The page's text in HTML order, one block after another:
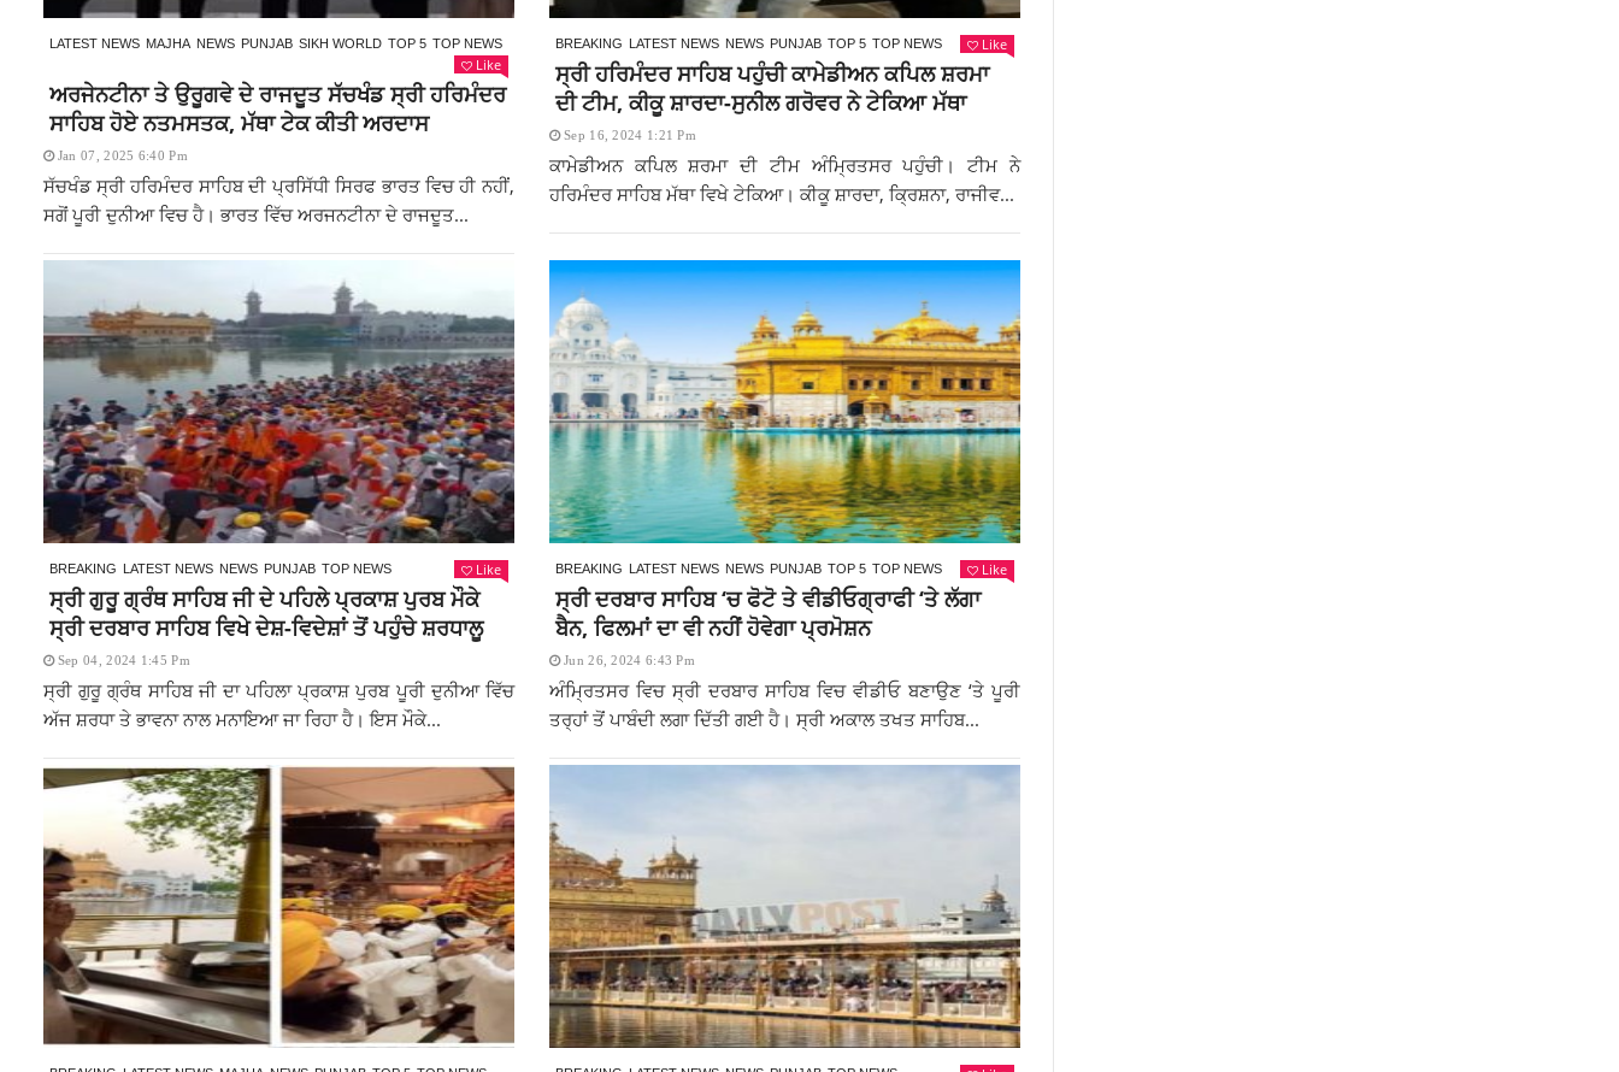
LATEST NEWS MAJHA NEWS PUNJAB SIKH WORLD TOP 5 TOP NEWS
Like
ਅਰਜੇਨਟੀਨਾ ਤੇ ਉਰੂਗਵੇ ਦੇ ਰਾਜਦੂਤ ਸੱਚਖੰਡ ਸ੍ਰੀ ਹਰਿਮੰਦਰ
ਸਾਹਿਬ ਹੋਏ ਨਤਮਸਤਕ, ਮੱਥਾ ਟੇਕ ਕੀਤੀ ਅਰਦਾਸ
Jan 07, 2025 6:40 Pm
ਸੱਚਖੰਡ ਸ੍ਰੀ ਹਰਿਮੰਦਰ ਸਾਹਿਬ ਦੀ ਪ੍ਰਸਿੱਧੀ ਸਿਰਫ ਭਾਰਤ ਵਿਚ ਹੀ ਨਹੀਂ,
ਸਗੋਂ ਪੂਰੀ ਦੁਨੀਆ ਵਿਚ ਹੈ। ਭਾਰਤ ਵਿੱਚ ਅਰਜਨਟੀਨਾ ਦੇ ਰਾਜਦੂਤ...
BREAKING LATEST NEWS NEWS PUNJAB TOP 5 TOP NEWS Like
ਸ੍ਰੀ ਹਰਿਮੰਦਰ ਸਾਹਿਬ ਪਹੁੰਚੀ ਕਾਮੇਡੀਅਨ ਕਪਿਲ ਸ਼ਰਮਾ
ਦੀ ਟੀਮ, ਕੀਕੂ ਸ਼ਾਰਦਾ-ਸੁਨੀਲ ਗਰੋਵਰ ਨੇ ਟੇਕਿਆ ਮੱਥਾ
Sep 16, 2024 1:21 Pm
ਕਾਮੇਡੀਅਨ ਕਪਿਲ ਸ਼ਰਮਾ ਦੀ ਟੀਮ ਅੰਮ੍ਰਿਤਸਰ ਪਹੁੰਚੀ। ਟੀਮ ਨੇ
ਹਰਿਮੰਦਰ ਸਾਹਿਬ ਮੱਥਾ ਵਿਖੇ ਟੇਕਿਆ। ਕੀਕੂ ਸ਼ਾਰਦਾ, ਕ੍ਰਿਸ਼ਨਾ, ਰਾਜੀਵ...
BREAKING LATEST NEWS NEWS PUNJAB TOP NEWS Like
ਸ੍ਰੀ ਗੁਰੂ ਗ੍ਰੰਥ ਸਾਹਿਬ ਜੀ ਦੇ ਪਹਿਲੇ ਪ੍ਰਕਾਸ਼ ਪੁਰਬ ਮੌਕੇ
ਸ੍ਰੀ ਦਰਬਾਰ ਸਾਹਿਬ ਵਿਖੇ ਦੇਸ਼-ਵਿਦੇਸ਼ਾਂ ਤੋਂ ਪਹੁੰਚੇ ਸ਼ਰਧਾਲੂ
Sep 04, 2024 1:45 Pm
ਸ੍ਰੀ ਗੁਰੂ ਗ੍ਰੰਥ ਸਾਹਿਬ ਜੀ ਦਾ ਪਹਿਲਾ ਪ੍ਰਕਾਸ਼ ਪੁਰਬ ਪੂਰੀ ਦੁਨੀਆ ਵਿੱਚ
ਅੱਜ ਸ਼ਰਧਾ ਤੇ ਭਾਵਨਾ ਨਾਲ ਮਨਾਇਆ ਜਾ ਰਿਹਾ ਹੈ। ਇਸ ਮੌਕੇ...
BREAKING LATEST NEWS NEWS PUNJAB TOP 5 TOP NEWS Like
ਸ੍ਰੀ ਦਰਬਾਰ ਸਾਹਿਬ ‘ਚ ਫੋਟੋ ਤੇ ਵੀਡੀਓਗ੍ਰਾਫੀ ‘ਤੇ ਲੱਗਾ
ਬੈਨ, ਫਿਲਮਾਂ ਦਾ ਵੀ ਨਹੀਂ ਹੋਵੇਗਾ ਪ੍ਰਮੋਸ਼ਨ
Jun 26, 2024 6:43 Pm
ਅੰਮ੍ਰਿਤਸਰ ਵਿਚ ਸ੍ਰੀ ਦਰਬਾਰ ਸਾਹਿਬ ਵਿਚ ਵੀਡੀਓ ਬਣਾਉਣ ‘ਤੇ ਪੂਰੀ
ਤਰ੍ਹਾਂ ਤੋਂ ਪਾਬੰਦੀ ਲਗਾ ਦਿੱਤੀ ਗਈ ਹੈ। ਸ੍ਰੀ ਅਕਾਲ ਤਖਤ ਸਾਹਿਬ...